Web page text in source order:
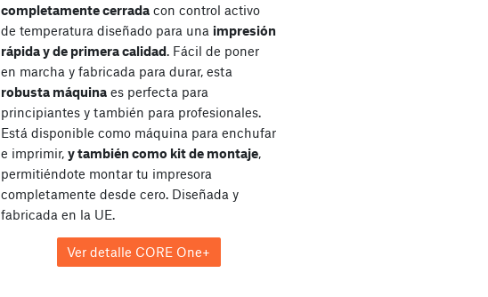
completamente cerradacon control activo
de temperatura diseñado para una impresión
rápida y de primera calidad. Fácil de poner
en marcha y fabricada para durar, esta
robusta máquinaes perfecta para
principiantes y también para profesionales.
Está disponible como máquina para enchufar
e imprimir, y también como kit de montaje,
permitiéndote montar tu impresora
completamente desde cero. Diseñada y
fabricada en la UE.
Ver detalle CORE One+